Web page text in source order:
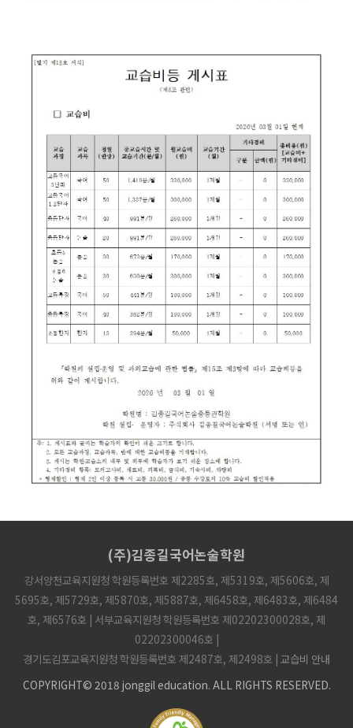
(주)김종길국어논술학원
강서양천교육지원청 학원등록번호 제2285호, 제5319호, 제5606호, 제
5695호, 제5729호, 제5870호, 제5887호, 제6458호, 제6483호, 제6484
호, 제6576호 | 서부교육지원청 학원등록번호 제02202300028호, 제
02202300046호 |
경기도김포교육지원청 학원등록번호 제2487호, 제2498호 | 교습비 안내
COPYRIGHT© 2018 jonggil education. ALL RIGHTS RESERVED.